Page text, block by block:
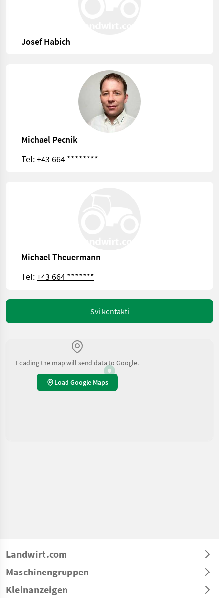
Josef Habich
Michael Pecnik
Tel:+43 664 ********
Michael Theuermann
Tel:+43 664 *******
Svi kontakti
Loading the map will send data to Google.
Load Google Maps
Landwirt.com
Maschinengruppen
Kleinanzeigen